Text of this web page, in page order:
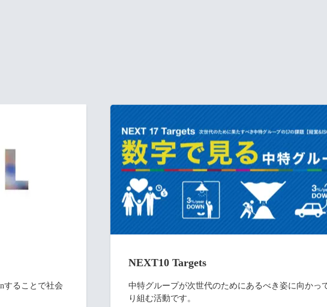
することで社会
NEXT10 Targets
中特グループが次世代のためにあるべき姿に向かっ
り組む活動です。